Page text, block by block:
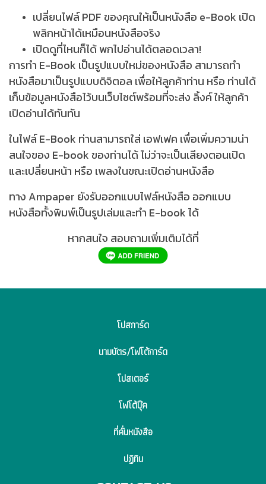
เปลี่ยนไฟล์ PDF ของคุณให้เป็นหนังสือ e-Book เปิด
พลิกหน้าได้เหมือนหนังสือจริง
เปิดดูที่ไหนก็ได้ พกไปอ่านได้ตลอดเวลา!
การทำ E-Book เป็นรูปแบบใหม่ของหนังสือ สามารถทำ
หนังสือมาเป็นรูปแบบดิจิตอล เพื่อให้ลูกค้าท่าน หรือ ท่านได้
เก็บข้อมูลหนังสือไว้บนเว็บไซต์พร้อมที่จะส่ง ลิ้งค์ ให้ลูกค้า
เปิดอ่านได้ทันทัน
ในไฟล์ E-Book ท่านสามารถใส่ เอฟเฟค เพื่อเพิ่มความน่า
สนใจของ E-book ของท่านได้ ไม่ว่าจะเป็นเสียงตอนเปิด
และเปลี่ยนหน้า หรือ เพลงในขณะเปิดอ่านหนังสือ
ทาง Ampaper ยังรับออกแบบไฟล์หนังสือ ออกแบบ
หนังสือทั้งพิมพ์เป็นรูปเล่มและทำ E-book ได้
หากสนใจ สอบถามเพิ่มเติมได้ที่
โปสการ์ด
นามบัตร/โฟโต้การ์ด
โปสเตอร์
โฟโต้บุ๊ค
ที่คั่นหนังสือ
ปฏิทิน